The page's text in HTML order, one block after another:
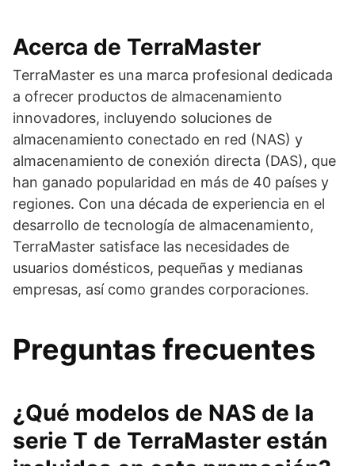
Acerca de TerraMaster
TerraMaster es una marca profesional dedicada
a ofrecer productos de almacenamiento
innovadores, incluyendo soluciones de
almacenamiento conectado en red (NAS) y
almacenamiento de conexión directa (DAS), que
han ganado popularidad en más de 40 países y
regiones. Con una década de experiencia en el
desarrollo de tecnología de almacenamiento,
TerraMaster satisface las necesidades de
usuarios domésticos, pequeñas y medianas
empresas, así como grandes corporaciones.
Preguntas frecuentes
¿Qué modelos de NAS de la
serie T de TerraMaster están